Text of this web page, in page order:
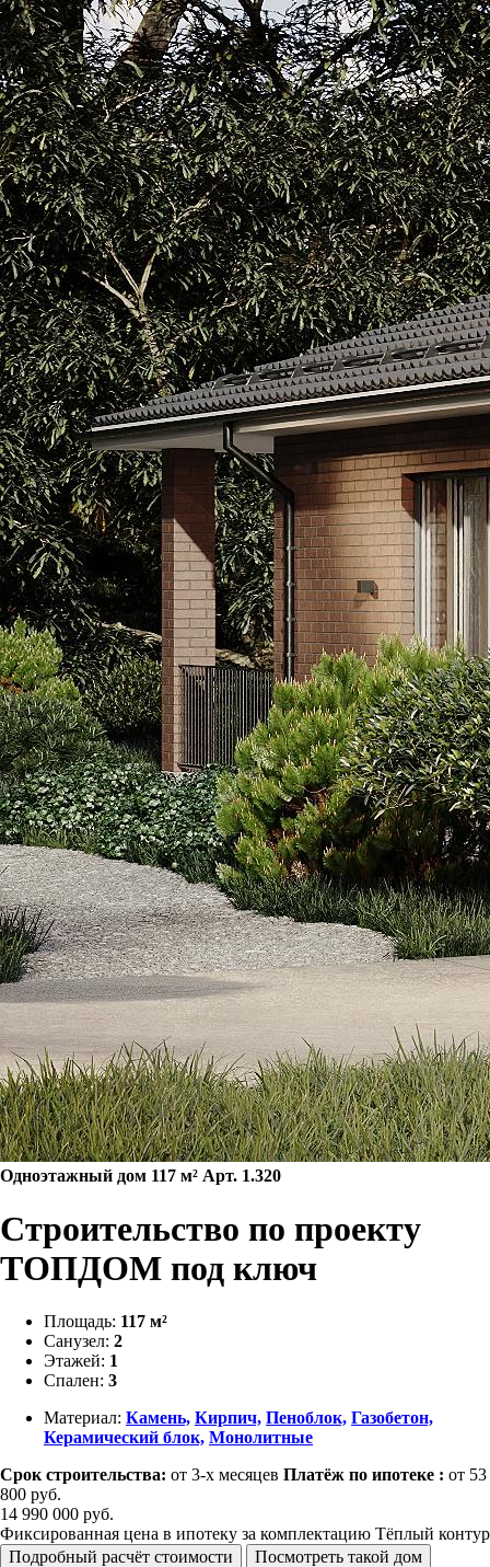
Одноэтажный дом 117 м² Арт. 1.320
Строительство по проекту
ТОПДОМ под ключ
Площадь: 117 м²
Санузел: 2
Этажей: 1
Спален: 3
Материал: Камень, Кирпич, Пеноблок, Газобетон,
Керамический блок, Монолитные
Срок строительства: от 3-х месяцев Платёж по ипотеке : от 53
800 руб.
14 990 000 руб.
Фиксированная цена в ипотеку за комплектацию Тёплый контур
Подробный расчёт стоимости
Посмотреть такой дом